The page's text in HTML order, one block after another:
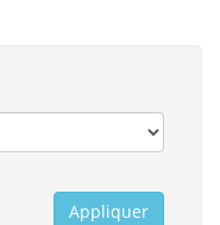
Appliquer